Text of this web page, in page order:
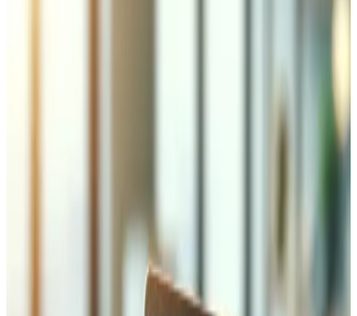
Laravel avec gestion multi-devises, rapports conformes
AFC, traitement IA de documents et performances sous la
15+ interactive BI charts across 3 currencies, end-to-
end multi-currency system, Swiss AFC compliance,
AI-assisted customs autofill